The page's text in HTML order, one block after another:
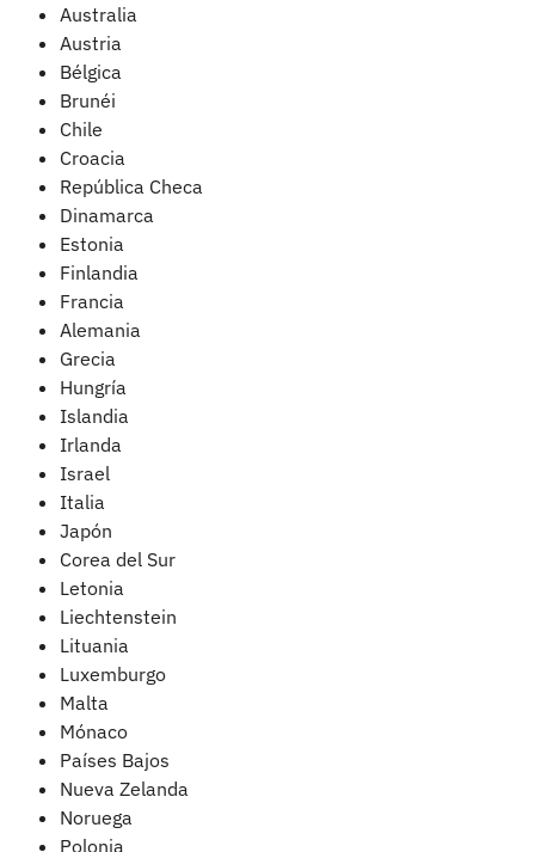
Australia​
Austria​
Bélgica​
Brunéi​
Chile​
Croacia
República Checa​
Dinamarca
Estonia​
Finlandia​
Francia
Alemania
Grecia​
Hungría
Islandia​
Irlanda​
Israel
Italia
Japón​
Corea del Sur​
Letonia​
Liechtenstein​
Lituania​
Luxemburgo
Malta
Mónaco​
Países Bajos​
Nueva Zelanda​
Noruega​
Polonia​